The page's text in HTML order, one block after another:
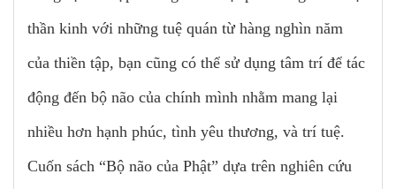
thần kinh với những tuệ quán từ hàng nghìn năm
của thiền tập, bạn cũng có thể sử dụng tâm trí để tác
động đến bộ não của chính mình nhằm mang lại
nhiều hơn hạnh phúc, tình yêu thương, và trí tuệ.
Cuốn sách “Bộ não của Phật” dựa trên nghiên cứu